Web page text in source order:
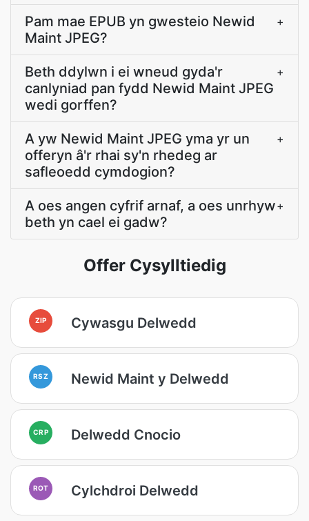
Pam mae EPUB yn gwesteio Newid
Maint JPEG?
+
Beth ddylwn i ei wneud gyda'r
canlyniad pan fydd Newid Maint JPEG
wedi gorffen?
+
A yw Newid Maint JPEG yma yr un
offeryn â'r rhai sy'n rhedeg ar
safleoedd cymdogion?
+
A oes angen cyfrif arnaf, a oes unrhyw
beth yn cael ei gadw?
+
Offer Cysylltiedig
ZIP Cywasgu Delwedd
RSZ Newid Maint y Delwedd
CRP Delwedd Cnocio
ROT Cylchdroi Delwedd